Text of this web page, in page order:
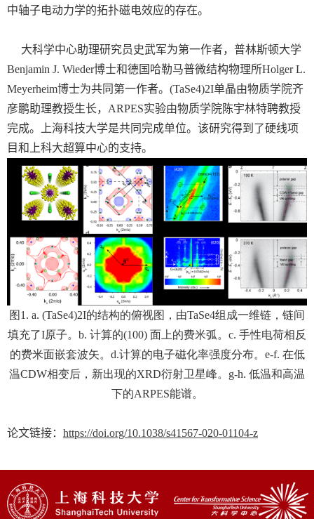
中轴子电动力学的拓扑磁电效应的存在。
大科学中心助理研究员史武军为第一作者，普林斯顿大学
Benjamin J. Wieder博士和德国哈勒马普微结构物理所Holger L.
Meyerheim博士为共同第一作者。 (TaSe4)2I单晶由物质学院齐
彦鹏助理教授生长， ARPES实验由物质学院陈宇林特聘教授
完成。上海科技大学是共同完成单位。该研究得到了硬线项
目和上科大超算中心的支持。
图 1. a. (TaSe4)2I的结构的俯视图，由TaSe4组成一维链，链间
填充了I原子。 b. 计算的(100) 面上的费米弧。 c. 手性电荷相反
的费米面嵌套波矢。 d.计算的电子磁化率强度分布。 e-f. 在低
温CDW相变后，新出现的XRD衍射卫星峰。 g-h. 低温和高温
下的ARPES能谱。
论文链接： https://doi.org/10.1038/s41567-020-01104-z